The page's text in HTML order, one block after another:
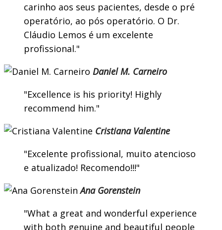
carinho aos seus pacientes, desde o pré
operatório, ao pós operatório. O Dr.
Cláudio Lemos é um excelente
profissional.
Daniel M. Carneiro
Excellence is his priority! Highly
recommend him.
Cristiana Valentine
Excelente profissional, muito atencioso
e atualizado! Recomendo!!!
Ana Gorenstein
What a great and wonderful experience
with both genuine and beautiful people